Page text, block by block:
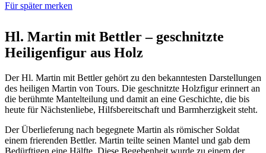
Für später merken
Hl. Martin mit Bettler – geschnitzte
Heiligenfigur aus Holz
Der Hl. Martin mit Bettler gehört zu den bekanntesten Darstellungen
des heiligen Martin von Tours. Die geschnitzte Holzfigur erinnert an
die berühmte Mantelteilung und damit an eine Geschichte, die bis
heute für Nächstenliebe, Hilfsbereitschaft und Barmherzigkeit steht.
Der Überlieferung nach begegnete Martin als römischer Soldat
einem frierenden Bettler. Martin teilte seinen Mantel und gab dem
Bedürftigen eine Hälfte. Diese Begebenheit wurde zu einem der